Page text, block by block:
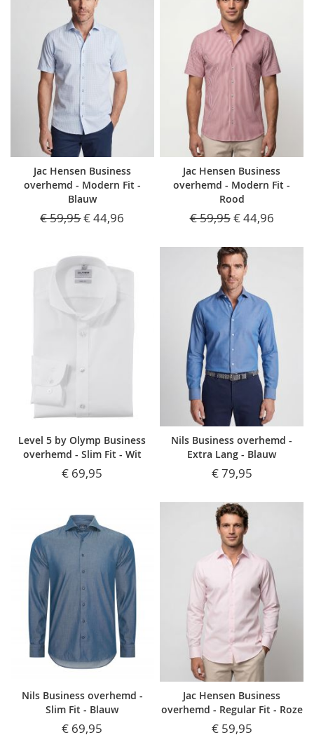
Jac Hensen Business
overhemd - Modern Fit -
Blauw
€ 59,95€ 44,96
Jac Hensen Business
overhemd - Modern Fit -
Rood
€ 59,95€ 44,96
Level 5 by Olymp Business
overhemd - Slim Fit - Wit
€ 69,95
Nils Business overhemd -
Extra Lang - Blauw
€ 79,95
Nils Business overhemd -
Slim Fit - Blauw
€ 69,95
Jac Hensen Business
overhemd - Regular Fit - Roze
€ 59,95